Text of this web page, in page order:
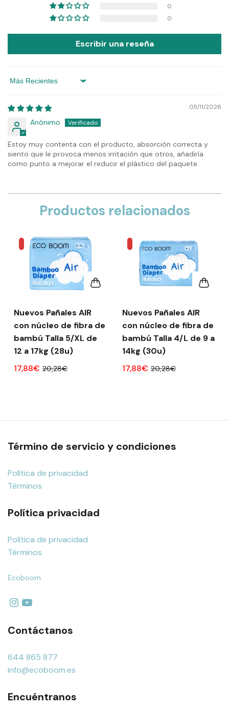
0
0
Escribir una reseña
Sort by
05/11/2026
Anónimo
Estoy muy contenta con el producto, absorción correcta y
siento que le provoca menos irritación que otros, añadiría
como punto a mejorar el reducir el plástico del paquete.
Productos relacionados
Nuevos Pañales AIR
con núcleo de fibra de
bambú Talla 5/XL de
12 a 17kg (28u)
17,88€ 20,28€
Nuevos Pañales AIR
con núcleo de fibra de
bambú Talla 4/L de 9 a
14kg (30u)
17,88€ 20,28€
Término de servicio y condiciones
Política de privacidad
Términos
Política privacidad
Política de privacidad
Términos
Ecoboom
Contáctanos
644 865 877
info@ecoboom.es
Encuéntranos